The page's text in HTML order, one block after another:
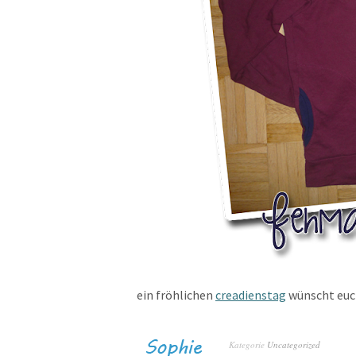
ein fröhlichen creadienstag wünscht
Kategorie Uncategorized